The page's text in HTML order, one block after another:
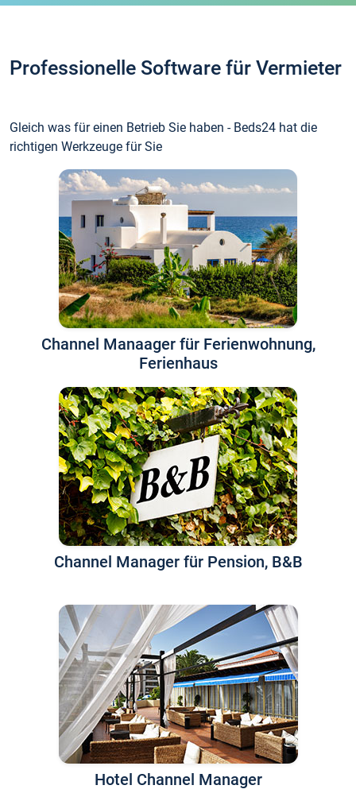
Professionelle Software für Vermieter
Gleich was für einen Betrieb Sie haben - Beds24 hat die
richtigen Werkzeuge für Sie
Channel Manaager für Ferienwohnung,
Ferienhaus
Channel Manager für Pension, B&B
Hotel Channel Manager